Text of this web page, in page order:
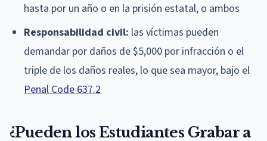
hasta por un año o en la prisión estatal, o ambos
Responsabilidad civil: las víctimas pueden
demandar por daños de $5,000 por infracción o el
triple de los daños reales, lo que sea mayor, bajo el
Penal Code 637.2
¿Pueden los Estudiantes Grabar a